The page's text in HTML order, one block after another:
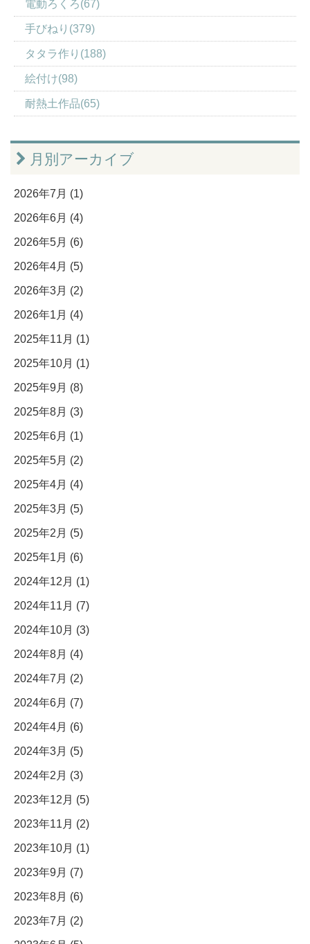
電動ろくろ(67)
手びねり(379)
タタラ作り(188)
絵付け(98)
耐熱土作品(65)
月別アーカイブ
2026年7月 (1)
2026年6月 (4)
2026年5月 (6)
2026年4月 (5)
2026年3月 (2)
2026年1月 (4)
2025年11月 (1)
2025年10月 (1)
2025年9月 (8)
2025年8月 (3)
2025年6月 (1)
2025年5月 (2)
2025年4月 (4)
2025年3月 (5)
2025年2月 (5)
2025年1月 (6)
2024年12月 (1)
2024年11月 (7)
2024年10月 (3)
2024年8月 (4)
2024年7月 (2)
2024年6月 (7)
2024年4月 (6)
2024年3月 (5)
2024年2月 (3)
2023年12月 (5)
2023年11月 (2)
2023年10月 (1)
2023年9月 (7)
2023年8月 (6)
2023年7月 (2)